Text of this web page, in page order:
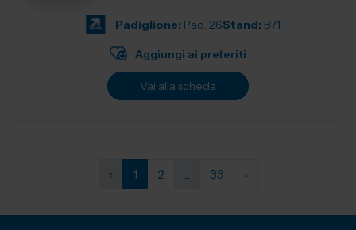
Padiglione: Pad. 26Stand: B71
Aggiungi ai preferiti
Vai alla scheda
‹ 1 2 ... 33 ›